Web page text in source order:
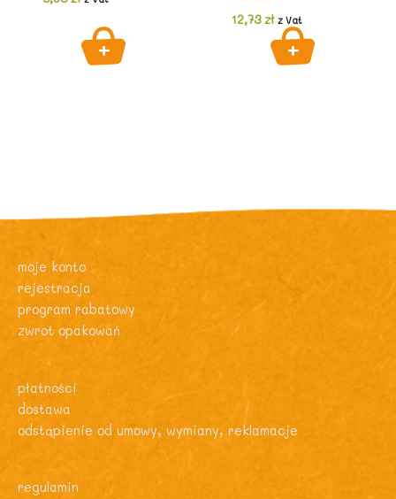
12,73zł z Vat
moje konto
rejestracja
program rabatowy
zwrot opakowań
płatności
dostawa
odstąpienie od umowy, wymiany, reklamacje
regulamin